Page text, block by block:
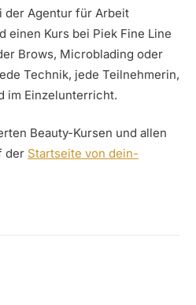
der Agentur für Arbeit
einen Kurs bei Piek Fine Line
Brows, Microblading oder
Technik, jede Teilnehmerin,
im Einzelunterricht.
Beauty-Kursen und allen
der Startseite von dein-